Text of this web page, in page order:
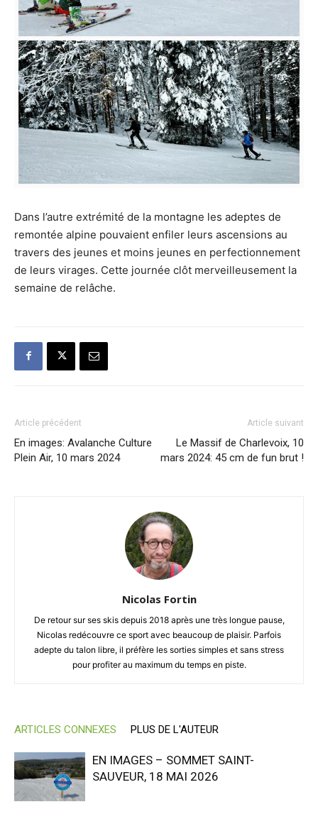
Dans l’autre extrémité de la montagne les adeptes de
remontée alpine pouvaient enfiler leurs ascensions au
travers des jeunes et moins jeunes en perfectionnement
de leurs virages. Cette journée clôt merveilleusement la
semaine de relâche.
Article précédent
En images: Avalanche Culture
Plein Air, 10 mars 2024
Article suivant
Le Massif de Charlevoix, 10
mars 2024: 45 cm de fun brut !
Nicolas Fortin
De retour sur ses skis depuis 2018 après une très longue pause,
Nicolas redécouvre ce sport avec beaucoup de plaisir. Parfois
adepte du talon libre, il préfère les sorties simples et sans stress
pour profiter au maximum du temps en piste.
ARTICLES CONNEXES PLUS DE L'AUTEUR
EN IMAGES – SOMMET SAINT-
SAUVEUR, 18 MAI 2026